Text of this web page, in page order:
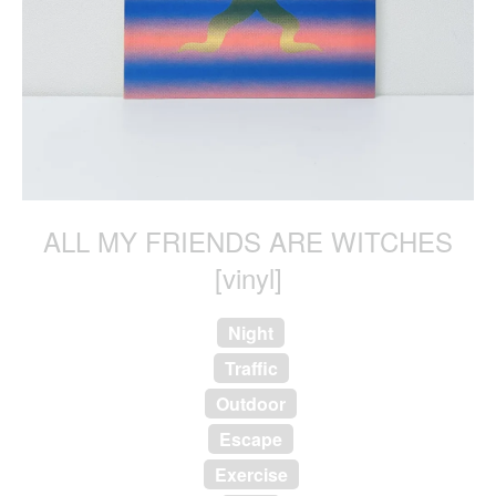
ALL MY FRIENDS ARE WITCHES
[vinyl]
Night
Traffic
Outdoor
Escape
Exercise